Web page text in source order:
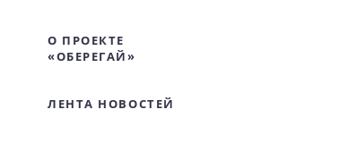
О ПРОЕКТЕ
«ОБЕРЕГАЙ»
ЛЕНТА НОВОСТЕЙ